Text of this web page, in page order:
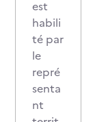
est
habili
té par
le
repré
senta
nt